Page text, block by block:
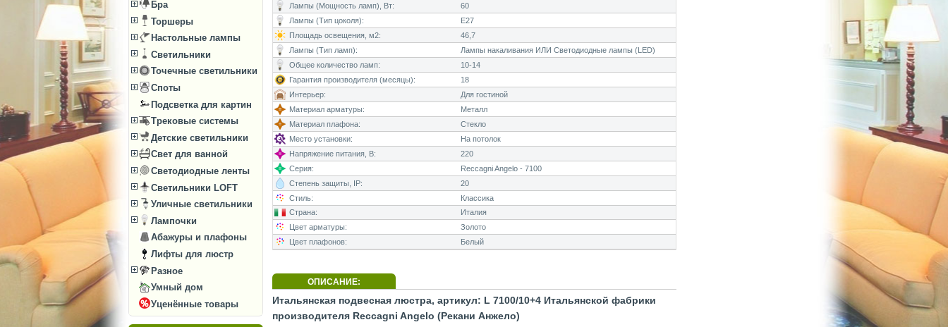
Бра
Торшеры
Настольные лампы
Светильники
Точечные светильники
Споты
Подсветка для картин
Трековые системы
Детские светильники
Свет для ванной
Светодиодные ленты
Светильники LOFT
Уличные светильники
Лампочки
Абажуры и плафоны
Лифты для люстр
Разное
Умный дом
Уценённые товары
Лампы (Мощность ламп), Вт:
60
Лампы (Тип цоколя):
E27
Площадь освещения, м2:
46,7
Лампы (Тип ламп):
Лампы накаливания ИЛИ Светодиодные лампы (LED)
Общее количество ламп:
10-14
Гарантия производителя (месяцы):
18
Интерьер:
Для гостиной
Материал арматуры:
Металл
Материал плафона:
Стекло
Место установки:
На потолок
Напряжение питания, В:
220
Серия:
Reccagni Angelo - 7100
Степень защиты, IP:
20
Стиль:
Классика
Страна:
Италия
Цвет арматуры:
Золото
Цвет плафонов:
Белый
ОПИСАНИЕ:
Итальянская подвесная люстра, артикул: L 7100/10+4 Итальянской фабрики
производителя Reccagni Angelo (Рекани Анжело)